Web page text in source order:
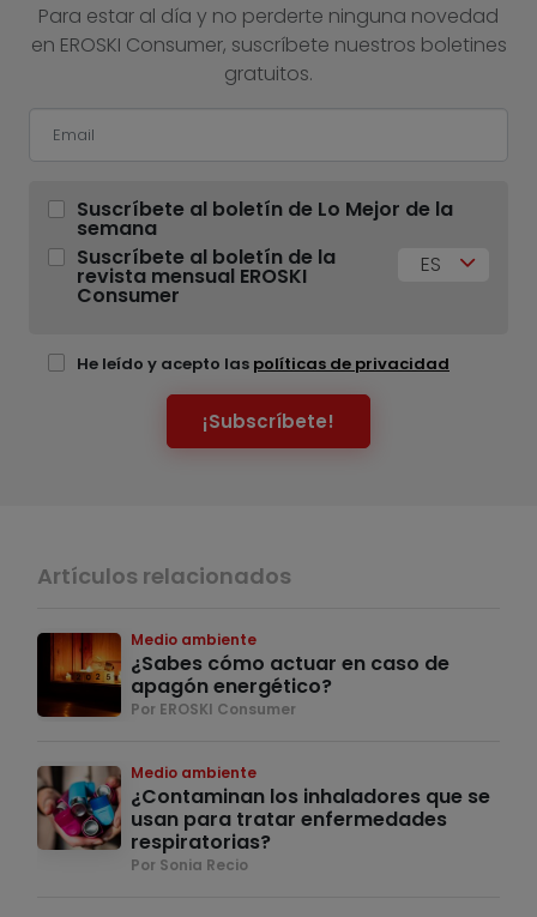
Para estar al día y no perderte ninguna novedad
en EROSKI Consumer, suscríbete nuestros boletines
gratuitos.
Suscríbete al boletín de Lo Mejor de la
semana
Suscríbete al boletín de la
revista mensual EROSKI
Consumer
ES
He leído y acepto las políticas de privacidad
¡Subscríbete!
Artículos relacionados
Medio ambiente
¿Sabes cómo actuar en caso de
apagón energético?
Por EROSKI Consumer
Medio ambiente
¿Contaminan los inhaladores que se
usan para tratar enfermedades
respiratorias?
Por Sonia Recio